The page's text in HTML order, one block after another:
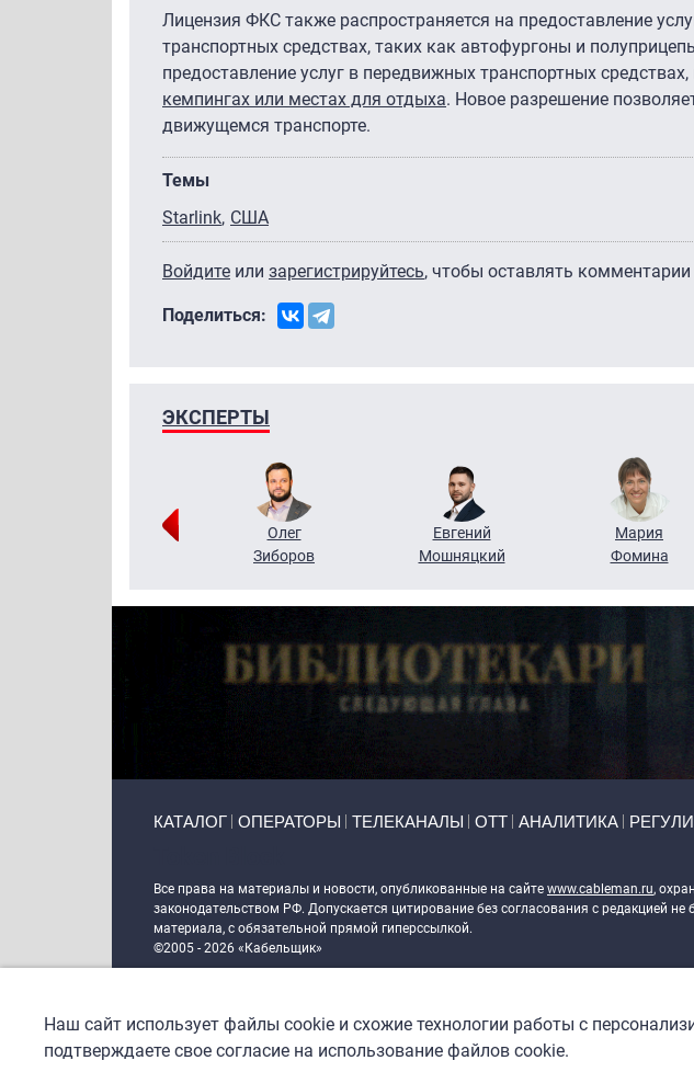
Лицензия ФКС также распространяется на предоставление
транспортных средствах, таких как автофургоны и
предоставление услуг в передвижных транспортных
кемпингах или местах для отдыха. Новое разрешение
движущемся транспорте.
Темы
Starlink США
Войдите или зарегистрируйтесь, чтобы оставлять комментарии
Поделиться:
ЭКСПЕРТЫ
Олег
Зиборов
Евгений
Мошняцкий
Мария
Фомина
КАТАЛОГ ОПЕРАТОРЫ ТЕЛЕКАНАЛЫ ОТТ АНАЛИТИКА
Все права на материалы и новости, опубликованные на сайте www.cableman.ru,
законодательством РФ. Допускается цитирование без согласования с редакцией не
материала, с обязательной прямой гиперссылкой.
©2005 - 2026 «Кабельщик»
DrupalCoder — поддержка сайта c 2017 года
Наш сайт использует файлы cookie и схожие технологии работы с
подтверждаете свое согласие на использование файлов cookie.